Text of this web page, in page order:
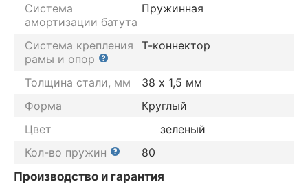
Система
амортизации батута
Пружинная
Система крепления
рамы и опор
Т-коннектор
Толщина стали, мм
38 х 1,5 мм
Форма
Круглый
Цвет
зеленый
Кол-во пружин
80
Производство и гарантия